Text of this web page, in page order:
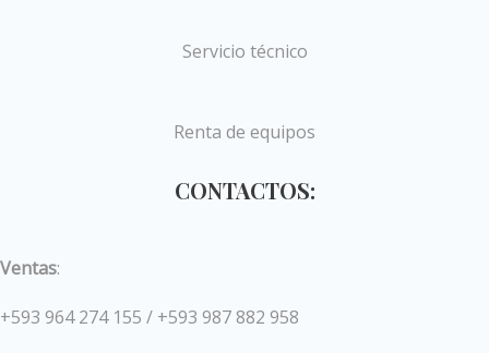
Servicio técnico
Renta de equipos
CONTACTOS:
Ventas:
+593 964 274 155 / +593 987 882 958